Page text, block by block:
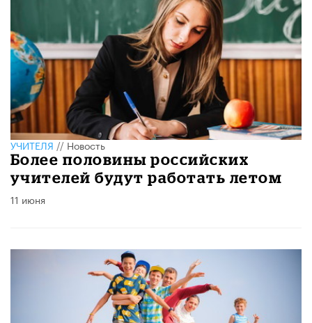
УЧИТЕЛЯ//Новость
Более половины российских
учителей будут работать летом
11 июня